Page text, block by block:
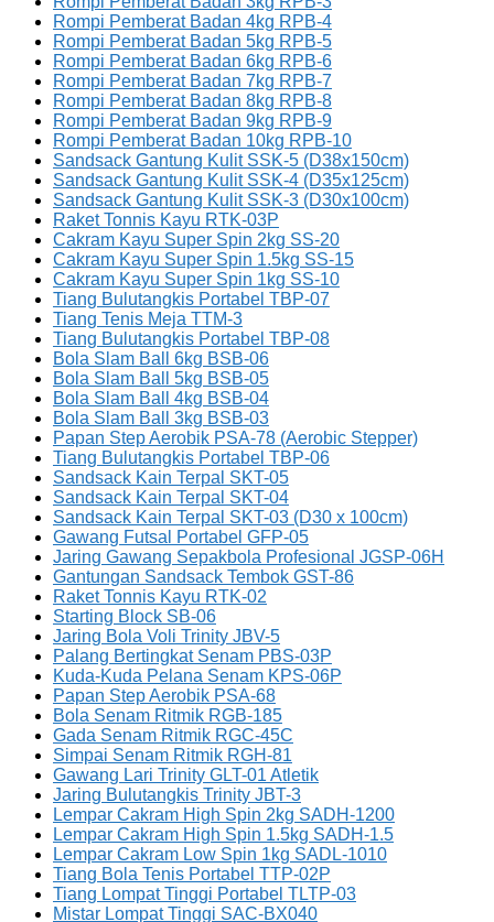
Rompi Pemberat Badan 4kg RPB-4
Rompi Pemberat Badan 5kg RPB-5
Rompi Pemberat Badan 6kg RPB-6
Rompi Pemberat Badan 7kg RPB-7
Rompi Pemberat Badan 8kg RPB-8
Rompi Pemberat Badan 9kg RPB-9
Rompi Pemberat Badan 10kg RPB-10
Sandsack Gantung Kulit SSK-5 (D38x150cm)
Sandsack Gantung Kulit SSK-4 (D35x125cm)
Sandsack Gantung Kulit SSK-3 (D30x100cm)
Raket Tonnis Kayu RTK-03P
Cakram Kayu Super Spin 2kg SS-20
Cakram Kayu Super Spin 1.5kg SS-15
Cakram Kayu Super Spin 1kg SS-10
Tiang Bulutangkis Portabel TBP-07
Tiang Tenis Meja TTM-3
Tiang Bulutangkis Portabel TBP-08
Bola Slam Ball 6kg BSB-06
Bola Slam Ball 5kg BSB-05
Bola Slam Ball 4kg BSB-04
Bola Slam Ball 3kg BSB-03
Papan Step Aerobik PSA-78 (Aerobic Stepper)
Tiang Bulutangkis Portabel TBP-06
Sandsack Kain Terpal SKT-05
Sandsack Kain Terpal SKT-04
Sandsack Kain Terpal SKT-03 (D30 x 100cm)
Gawang Futsal Portabel GFP-05
Jaring Gawang Sepakbola Profesional JGSP-06H
Gantungan Sandsack Tembok GST-86
Raket Tonnis Kayu RTK-02
Starting Block SB-06
Jaring Bola Voli Trinity JBV-5
Palang Bertingkat Senam PBS-03P
Kuda-Kuda Pelana Senam KPS-06P
Papan Step Aerobik PSA-68
Bola Senam Ritmik RGB-185
Gada Senam Ritmik RGC-45C
Simpai Senam Ritmik RGH-81
Gawang Lari Trinity GLT-01 Atletik
Jaring Bulutangkis Trinity JBT-3
Lempar Cakram High Spin 2kg SADH-1200
Lempar Cakram High Spin 1.5kg SADH-1.5
Lempar Cakram Low Spin 1kg SADL-1010
Tiang Bola Tenis Portabel TTP-02P
Tiang Lompat Tinggi Portabel TLTP-03
Mistar Lompat Tinggi SAC-BX040